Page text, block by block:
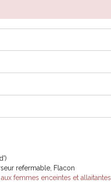
refermable, Flacon
femmes enceintes et allaitantes,